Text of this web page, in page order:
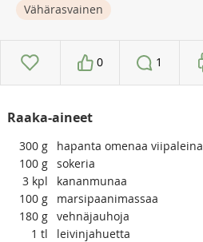
Vähärasvainen
0 1
Raaka-aineet
300 g
hapanta omenaa viipaleina
100 g sokeria
3 kpl
kananmunaa
100 g
marsipaanimassaa
180 g vehnäjauhoja
1 tl
leivinjahuetta